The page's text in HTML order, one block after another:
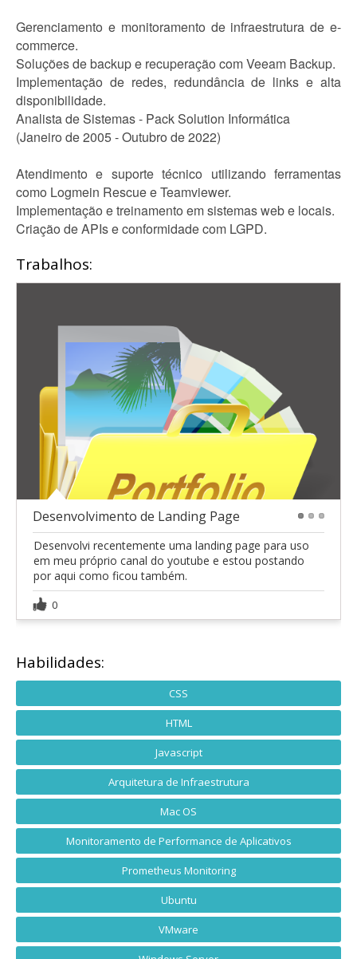
Gerenciamento e monitoramento de infraestrutura de e-
commerce.
Soluções de backup e recuperação com Veeam Backup.
Implementação de redes, redundância de links e alta
disponibilidade.
Analista de Sistemas - Pack Solution Informática
(Janeiro de 2005 - Outubro de 2022)
Atendimento e suporte técnico utilizando ferramentas
como Logmein Rescue e Teamviewer.
Implementação e treinamento em sistemas web e locais.
Criação de APIs e conformidade com LGPD.
Trabalhos:
Desenvolvimento de Landing Page
Desenvolvi recentemente uma landing page para uso
em meu próprio canal do youtube e estou postando
por aqui como ficou também.
0
Habilidades:
CSS
HTML
Javascript
Arquitetura de Infraestrutura
Mac OS
Monitoramento de Performance de Aplicativos
Prometheus Monitoring
Ubuntu
VMware